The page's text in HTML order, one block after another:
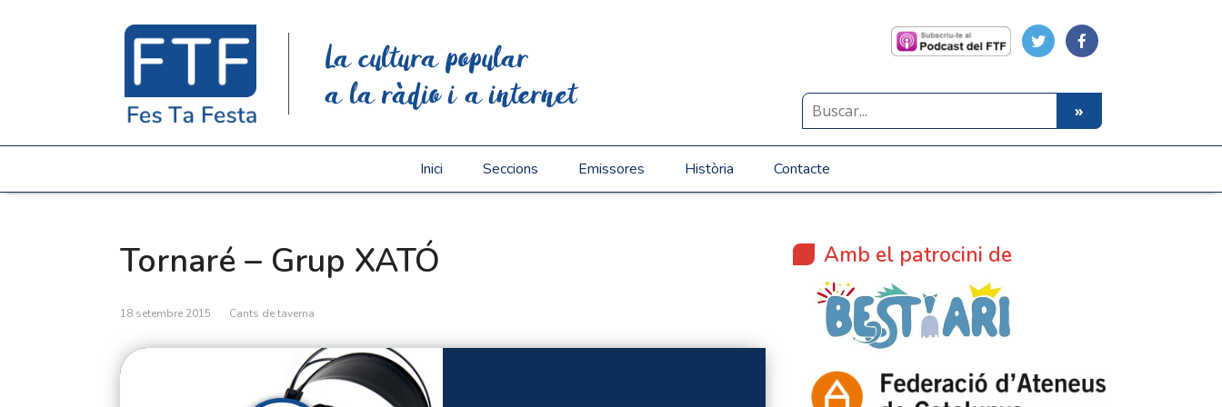
La cultura popular
a la ràdio i a internet
Inici Seccions Emissores Història Contacte
Tornaré – Grup XATÓ
18 setembre 2015 Cants de taverna
Amb el patrocini de